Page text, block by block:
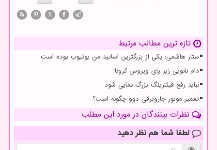
X
تازه ترین مطالب مرتبط
ستار هاشمی: یکی از بزرگترین اساتید من یوتیوب بوده است
دام نانویی زیر پای ویروس کرونا!
نباید رفع فیلترینگ بزرگ نمایی شود
تعمیر موتور جاروبرقی دوو چگونه است؟
نظرات بینندگان در مورد این مطلب
لطفا شما هم نظر دهید